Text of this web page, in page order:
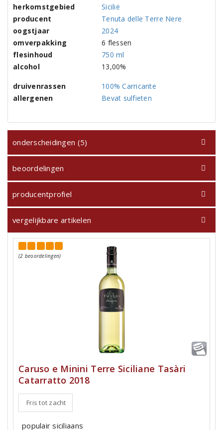
herkomstgebied
Sicilië
producent
Tenuta delle Terre Nere
oogstjaar
2024
omverpakking
6 flessen
flesinhoud
750 ml
alcohol
13,00%
druivenrassen
100% Carricante
allergenen
Bevat sulfieten
onderscheidingen (5)
beoordelingen
producentprofiel
vergelijkbare artikelen
(2 beoordelingen)
Caruso e Minini Terre Siciliane Tasàri
Catarratto 2018
Fris tot zacht
populair siciliaans